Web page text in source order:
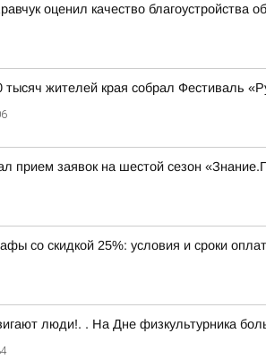
оценил качество благоустройства
тысяч жителей края собрал Фестиваль
прием заявок на шестой сезон
со скидкой 25%: условия и сроки
люди!. . На Дне физкультурника